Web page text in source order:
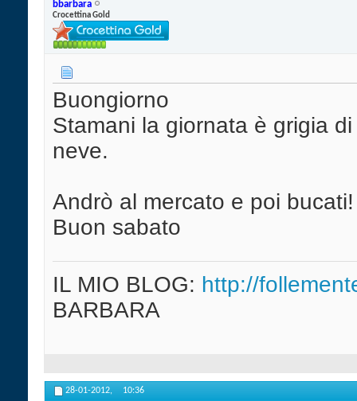
bbarbara
Crocettina Gold
Buongiorno
Stamani la giornata è grigia
neve.
Andrò al mercato e poi bucati!
Buon sabato
IL MIO BLOG: http://
BARBARA
28-01-2012, 10:36